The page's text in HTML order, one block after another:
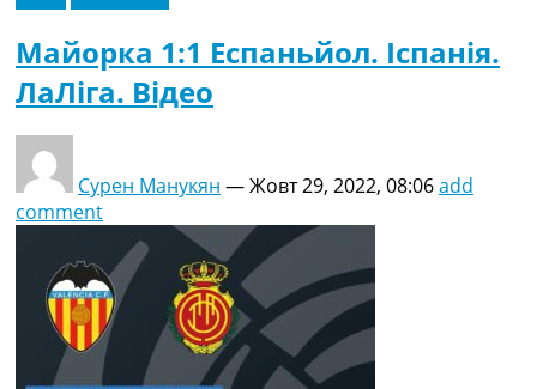
Майорка 1:1 Еспаньйол. Іспанія.
ЛаЛіга. Відео
Сурен Манукян —Жовт 29, 2022, 08:06add
comment